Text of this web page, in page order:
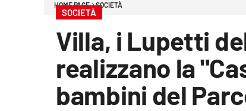
HOME PAGE SOCIETÀ
SOCIETÀ
Villa, i Lupetti
realizzano la
bambini del